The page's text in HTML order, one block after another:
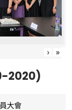
› »
2020)
大會